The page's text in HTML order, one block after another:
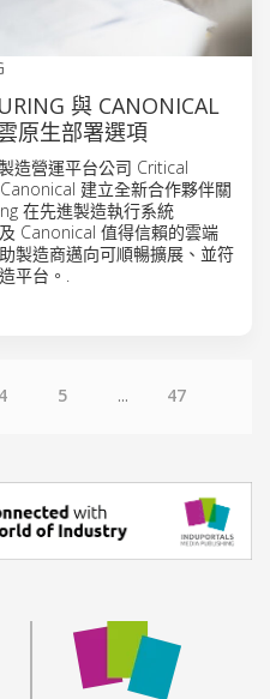
與 CANONICAL
原生部署選項
造營運平台公司 Critical
建立全新合作夥伴關
在先進製造執行系統
Canonical 值得信賴的雲端
製造商邁向可順暢擴展、並符
平台。.
4 5 ... 47